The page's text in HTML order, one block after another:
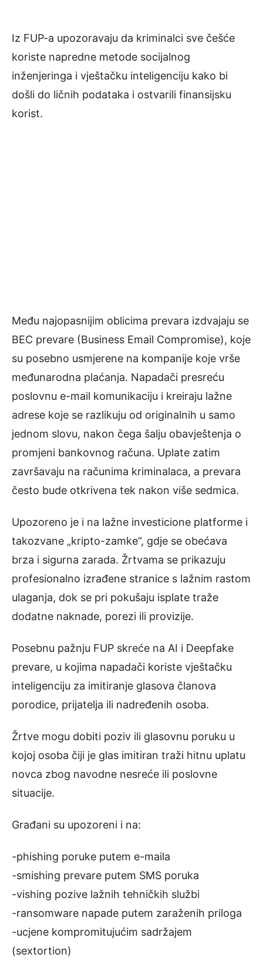
Iz FUP-a upozoravaju da kriminalci sve češće
koriste napredne metode socijalnog
inženjeringa i vještačku inteligenciju kako bi
došli do ličnih podataka i ostvarili finansijsku
korist.
Među najopasnijim oblicima prevara izdvajaju se
BEC prevare (Business Email Compromise), koje
su posebno usmjerene na kompanije koje vrše
međunarodna plaćanja. Napadači presreću
poslovnu e-mail komunikaciju i kreiraju lažne
adrese koje se razlikuju od originalnih u samo
jednom slovu, nakon čega šalju obavještenja o
promjeni bankovnog računa. Uplate zatim
završavaju na računima kriminalaca, a prevara
često bude otkrivena tek nakon više sedmica.
Upozoreno je i na lažne investicione platforme i
takozvane „kripto-zamke“, gdje se obećava
brza i sigurna zarada. Žrtvama se prikazuju
profesionalno izrađene stranice s lažnim rastom
ulaganja, dok se pri pokušaju isplate traže
dodatne naknade, porezi ili provizije.
Posebnu pažnju FUP skreće na AI i Deepfake
prevare, u kojima napadači koriste vještačku
inteligenciju za imitiranje glasova članova
porodice, prijatelja ili nadređenih osoba.
Žrtve mogu dobiti poziv ili glasovnu poruku u
kojoj osoba čiji je glas imitiran traži hitnu uplatu
novca zbog navodne nesreće ili poslovne
situacije.
Građani su upozoreni i na:
-phishing poruke putem e-maila
-smishing prevare putem SMS poruka
-vishing pozive lažnih tehničkih službi
-ransomware napade putem zaraženih priloga
-ucjene kompromitujućim sadržajem
(sextortion)